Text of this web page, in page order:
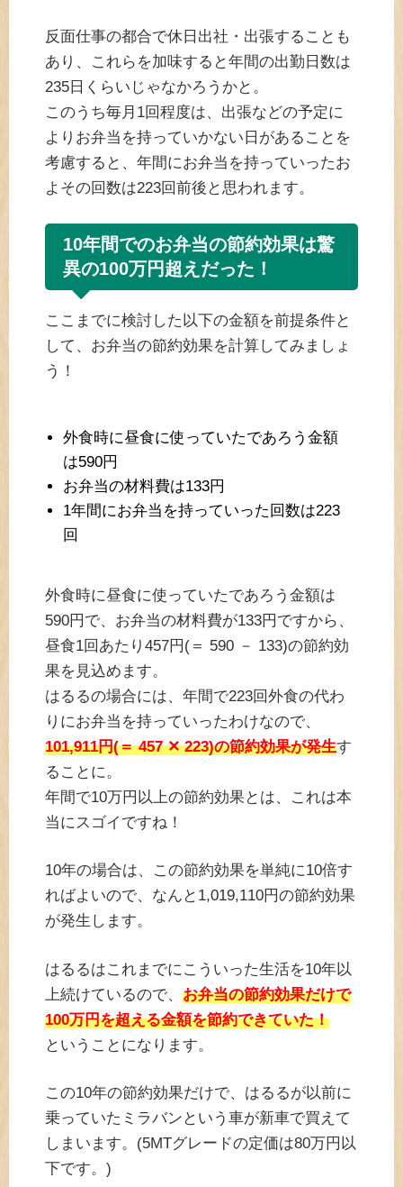
反面仕事の都合で休日出社・出張することも
あり、これらを加味すると年間の出勤日数は
235日くらいじゃなかろうかと。
このうち毎月1回程度は、出張などの予定に
よりお弁当を持っていかない日があることを
考慮すると、年間にお弁当を持っていったお
よその回数は223回前後と思われます。
10年間でのお弁当の節約効果は驚
異の100万円超えだった！
ここまでに検討した以下の金額を前提条件と
して、お弁当の節約効果を計算してみましょ
う！
外食時に昼食に使っていたであろう金額
は590円
お弁当の材料費は133円
1年間にお弁当を持っていった回数は223
回
外食時に昼食に使っていたであろう金額は
590円で、お弁当の材料費が133円ですから、
昼食1回あたり457円(＝ 590 － 133)の節約効
果を見込めます。
はるるの場合には、年間で223回外食の代わ
りにお弁当を持っていったわけなので、
101,911円(＝ 457 ✕ 223)の節約効果が発生す
ることに。
年間で10万円以上の節約効果とは、これは本
当にスゴイですね！
10年の場合は、この節約効果を単純に10倍す
ればよいので、なんと1,019,110円の節約効果
が発生します。
はるるはこれまでにこういった生活を10年以
上続けているので、 お弁当の節約効果だけで
100万円を超える金額を節約できていた！
ということになります。
この10年の節約効果だけで、はるるが以前に
乗っていたミラバンという車が新車で買えて
しまいます。(5MTグレードの定価は80万円以
下です。)